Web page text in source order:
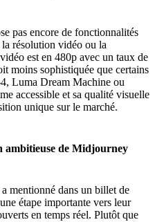
pas encore de fonctionnalités
résolution vidéo ou la
est en 480p avec un taux de
moins sophistiquée que certains
Luma Dream Machine ou
accessible et sa qualité visuelle
unique sur le marché.
ambitieuse de Midjourney
mentionné dans un billet de
étape importante vers leur
en temps réel. Plutôt que